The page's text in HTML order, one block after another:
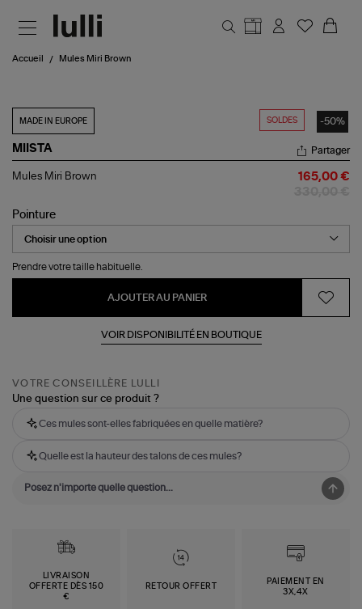
Accueil Mules Miri Brown
SOLDES -50%
MADE IN EUROPE
MIISTA
Mules
Partager
Mules Miri Brown 165,00 €
Pointure
Prendre votre taille habituelle.
AJOUTER AU PANIER
VOIR DISPONIBILITÉ EN BOUTIQUE
VOTRE CONSEILLÈRE LULLI
Une question sur ce produit ?
Ces mules sont-elles fabriquées en quelle matière?
Quelle est la hauteur des talons de ces mules?
LIVRAISON
OFFERTE DÈS 150
€
RETOUR OFFERT
PAIEMENT EN
3X,4X